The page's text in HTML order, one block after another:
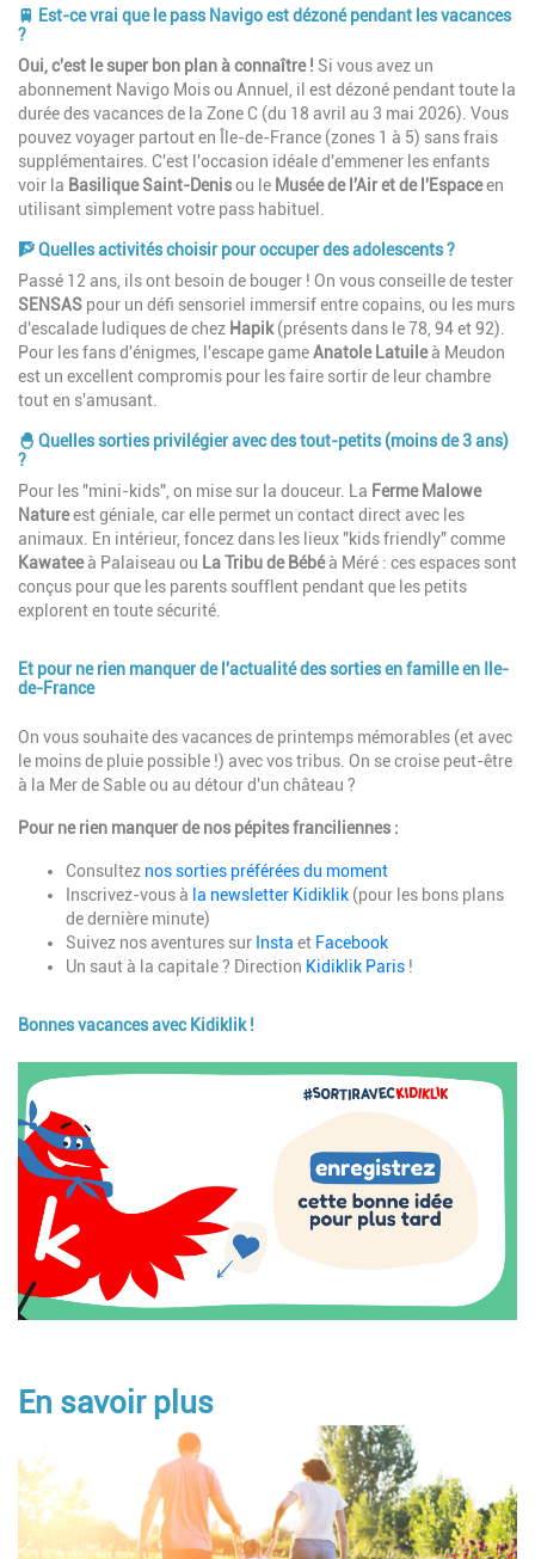
🚆 Est-ce vrai que le pass Navigo est dézoné pendant les vacances
?
Oui, c'est le super bon plan à connaître ! Si vous avez un
abonnement Navigo Mois ou Annuel, il est dézoné pendant toute la
durée des vacances de la Zone C (du 18 avril au 3 mai 2026). Vous
pouvez voyager partout en Île-de-France (zones 1 à 5) sans frais
supplémentaires. C'est l'occasion idéale d'emmener les enfants
voir la Basilique Saint-Denisou le Musée de l'Air et de l'Espaceen
utilisant simplement votre pass habituel.
🧗 Quelles activités choisir pour occuper des adolescents ?
Passé 12 ans, ils ont besoin de bouger ! On vous conseille de tester
SENSAS pour un défi sensoriel immersif entre copains, ou les murs
d'escalade ludiques de chez Hapik(présents dans le 78, 94 et 92).
Pour les fans d'énigmes, l'escape gameAnatole Latuileà Meudon
est un excellent compromis pour les faire sortir de leur chambre
tout en s'amusant.
🐣 Quelles sorties privilégier avec des tout-petits (moins de 3 ans)
?
Pour les "mini-kids", on mise sur la douceur. La Ferme Malowe
Natureest géniale, car elle permet un contact direct avec les
animaux. En intérieur, foncez dans les lieux "kids friendly" comme
Kawateeà Palaiseau ou La Tribu de Bébéà Méré : ces espaces sont
conçus pour que les parents soufflent pendant que les petits
explorent en toute sécurité.
Et pour ne rien manquer de l'actualité des sorties en famille en Ile-
de-France
Description
On vous souhaite des vacances de printemps mémorables (et avec
le moins de pluie possible !) avec vos tribus. On se croise peut-être
à la Mer de Sable ou au détour d'un château ?
Pour ne rien manquer de nos pépites franciliennes :
Consultez nos sorties préférées du moment
Inscrivez-vous à la newsletter Kidiklik (pour les bons plans
de dernière minute)
Suivez nos aventures sur Insta et Facebook
Un saut à la capitale ? Direction Kidiklik Paris !
Bonnes vacances avec Kidiklik !
En savoir plus